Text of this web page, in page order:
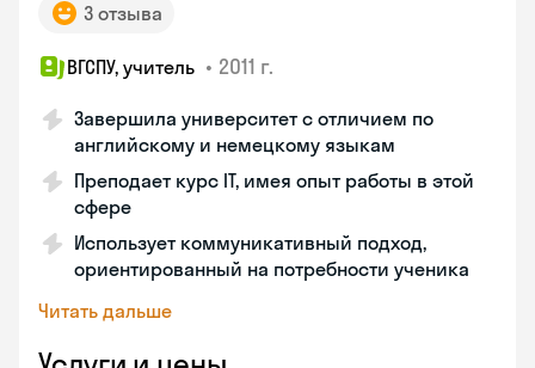
3 отзыва
ВГСПУ, учитель • 2011 г.
Завершила университет с отличием по
английскому и немецкому языкам
Преподает курс IT, имея опыт работы в этой
сфере
Использует коммуникативный подход,
ориентированный на потребности ученика
Читать дальше